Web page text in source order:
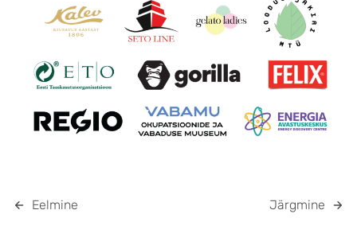
Eelmine Järgmine